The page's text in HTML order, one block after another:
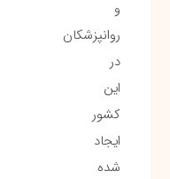
و
روانپزشکان
در
این
کشور
ایجاد
شده